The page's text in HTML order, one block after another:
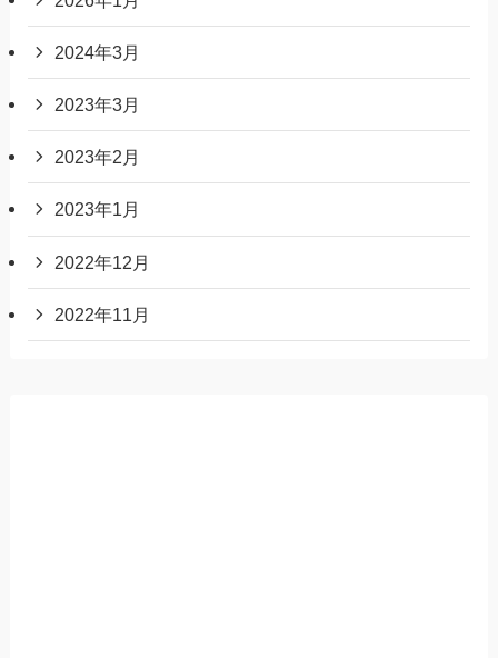
2024年3月
2023年3月
2023年2月
2023年1月
2022年12月
2022年11月